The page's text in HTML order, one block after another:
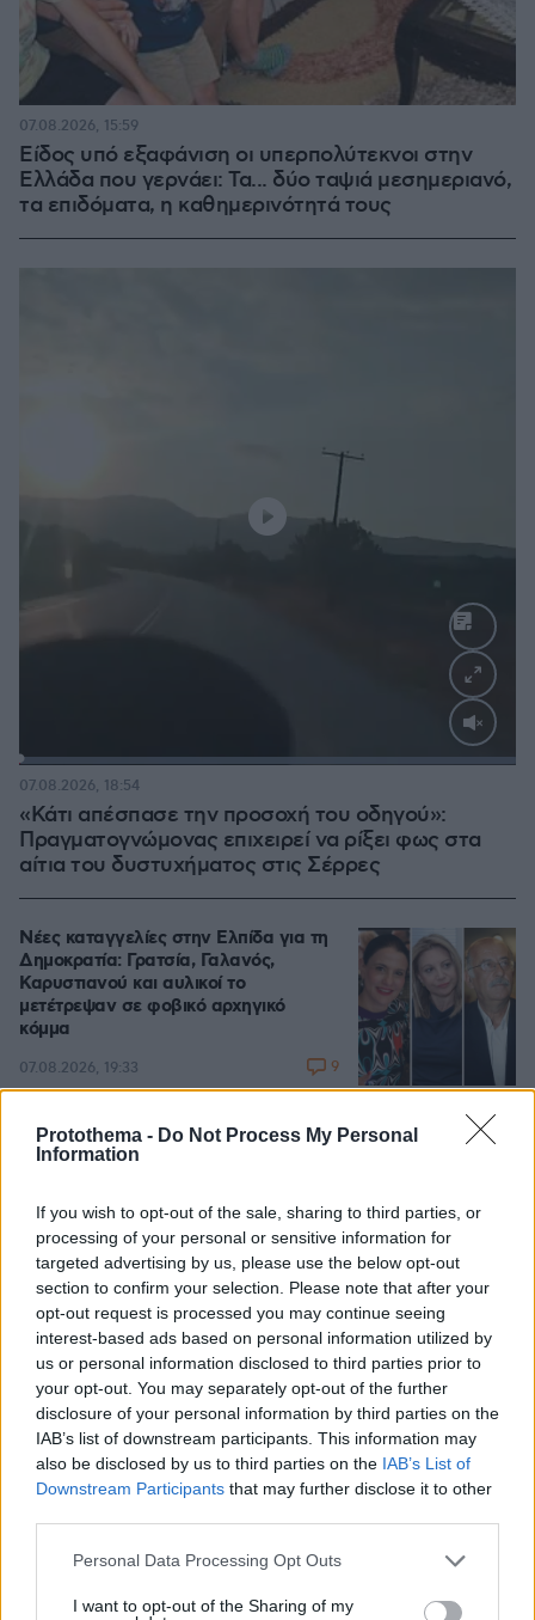
Protothema - Do Not Process My Personal
Information
If you wish to opt-out of the sale, sharing to third parties, or
processing of your personal or sensitive information for
targeted advertising by us, please use the below opt-out
section to confirm your selection. Please note that after your
opt-out request is processed you may continue seeing
interest-based ads based on personal information utilized by
us or personal information disclosed to third parties prior to
your opt-out. You may separately opt-out of the further
disclosure of your personal information by third parties on the
IAB’s list of downstream participants. This information may
also be disclosed by us to third parties on the IAB’s List of
Downstream Participants that may further disclose it to other
Please note that this website/app uses one or more Google
not limited to your visit or usage behaviour. You may click to
Personal Data Processing Opt Outs
I want to opt-out of the Sharing of my
Είδος υπό εξαφάνιση οι υπερπολύτεκνοι στην
Ελλάδα που γερνάει: Τα... δύο ταψιά μεσημεριανό,
τα επιδόματα, η καθημερινότητά τους
07.08.2026, 15:59
Loaded:
«Κάτι απέσπασε την προσοχή του οδηγού»:
Πραγματογνώμονας επιχειρεί να ρίξει φως στα
αίτια του δυστυχήματος στις Σέρρες
07.08.2026, 18:54
Νέες καταγγελίες στην Ελπίδα για τη
Δημοκρατία: Γρατσία, Γαλανός,
Καρυστιανού και αυλικοί το
μετέτρεψαν σε φοβικό αρχηγικό
κόμμα
07.08.2026, 19:33 9
«Άξιζε να θέσουμε σε κίνδυνο μια
οικογένεια λύκων, για να σώσουμε
μετά τις επικρίσεις για τον θάνατο του
λευκού κουταβιού
07.08.2026, 18:54 33
«Τα έχω χάσει όλα»: Συντετριμμένος ο
πατέρας και σύζυγος των θυμάτων
στο τροχαίο στις Σέρρες
07.08.2026, 14:57 129
Ανδρομάχη για πρόσφατη εμφάνισή
μπόρεσα να ανταπεξέλθω στο live,